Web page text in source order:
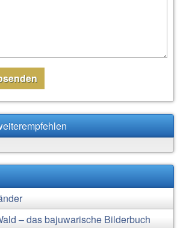
– das bajuwarische Bilderbuch